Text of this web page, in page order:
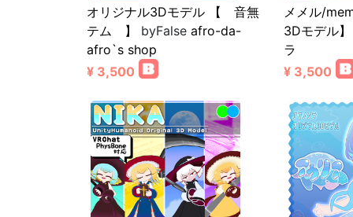
オリジナル3Dモデル 【 音無
テム 】
byFalse afro-da-
afro`s shop
¥ 3,500
メメル/
3Dモデル】
ラ
¥ 3,500